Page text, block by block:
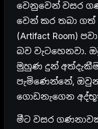
වෙනුවෙන් වසර
වෙන් කර තබා ගත්
(Artifact Room)
බව වැටහෙනවා.
මුහුණ දුන්
පැමිණෙන්නේ,
ගොඩනැගෙන
මීට වසර